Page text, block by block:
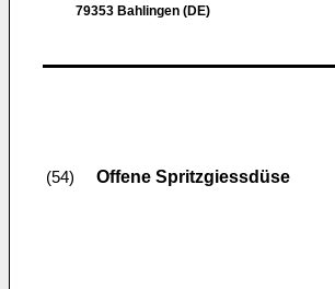
79353 Bahlingen (DE)
(54) Offene Spritzgiessdüse